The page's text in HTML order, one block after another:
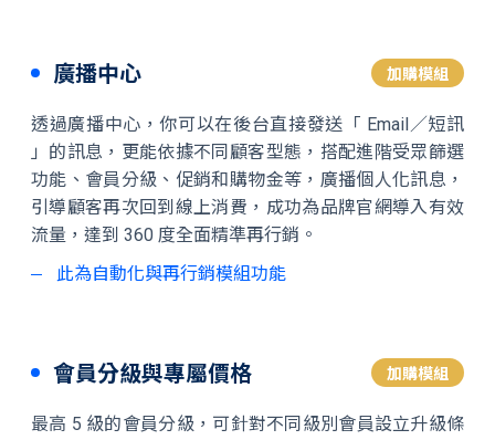
廣播中心 加購模組
透過廣播中心，你可以在後台直接發送「 Email／短訊
」的訊息，更能依據不同顧客型態，搭配進階受眾篩選
功能、會員分級、促銷和購物金等，廣播個人化訊息，
引導顧客再次回到線上消費，成功為品牌官網導入有效
流量，達到 360 度全面精準再行銷。
此為自動化與再行銷模組功能
會員分級與專屬價格 加購模組
最高 5 級的會員分級，可針對不同級別會員設立升級條